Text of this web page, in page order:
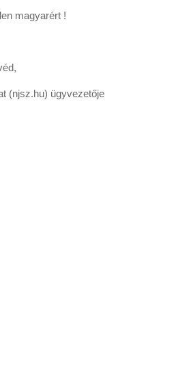
magyarért !
(njsz.hu) ügyvezetője